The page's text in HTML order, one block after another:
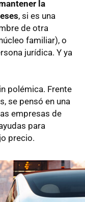
la
, si es una
de otra
familiar), o
jurídica. Y ya
polémica. Frente
se pensó en una
empresas de
para
precio.